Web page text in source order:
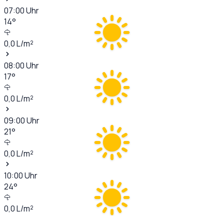
07:00Uhr
14°
0,0L/m²
08:00Uhr
17°
0,0L/m²
09:00Uhr
21°
0,0L/m²
10:00Uhr
24°
0,0L/m²